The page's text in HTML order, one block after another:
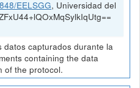
EELSGG, Universidad del
datos capturados durante la
containing the data
of the protocol.